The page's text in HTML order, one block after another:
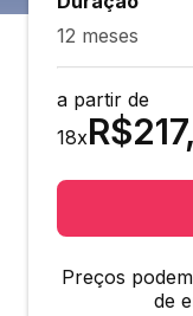
12 meses
a partir de
18xR$
Preços
de